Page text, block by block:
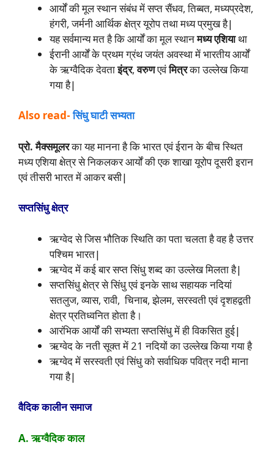
आर्यों की मूल स्थान संबंध में सप्त सैंधव, तिब्बत, मध्यप्रदेश,
हंगरी, जर्मनी आर्थिक क्षेत्र यूरोप तथा मध्य प्रमुख है|
यह सर्वमान्य मत है कि आर्यों का मूल स्थानमध्य एशियाथा
ईरानी आर्यों के प्रथम ग्रंथ जयंत अवस्था में भारतीय आर्यों
के ऋग्वैदिक देवताइंद्र,वरुणएवंमित्रका उल्लेख किया
गया है|
Also read-सिंधु घाटी सभ्यता
प्रो. मैक्समूलरका यह मानना है कि भारत एवं ईरान के बीच स्थित
मध्य एशिया क्षेत्र से निकलकर आर्यों की एक शाखा यूरोप दूसरी इरान
एवं तीसरी भारत में आकर बसी|
सप्तसिंधु क्षेत्र
ऋग्वेद से जिस भौतिक स्थिति का पता चलता है वह है उत्तर
पश्चिम भारत|
ऋग्वेद में कई बार सप्त सिंधु शब्द का उल्लेख मिलता है|
सप्तसिंधु क्षेत्र से सिंधु एवं इनके साथ सहायक नदियां
सतलुज, व्यास, रावी, चिनाब, झेलम, सरस्वती एवं दृशहद्वती
क्षेत्र प्रतिध्वनित होता है।
आरंभिक आर्यों की सभ्यता सप्तसिंधु में ही विकसित हुई|
ऋग्वेद के नती सूक्त में 21 नदियों का उल्लेख किया गया है
ऋग्वेद में सरस्वती एवं सिंधु को सर्वाधिक पवित्र नदी माना
गया है|
वैदिक कालीन समाज
A. ऋग्वैदिक काल